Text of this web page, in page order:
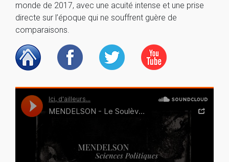
monde de 2017, avec une acuité intense et une prise
directe sur l’époque qui ne souffrent guère de
comparaisons.